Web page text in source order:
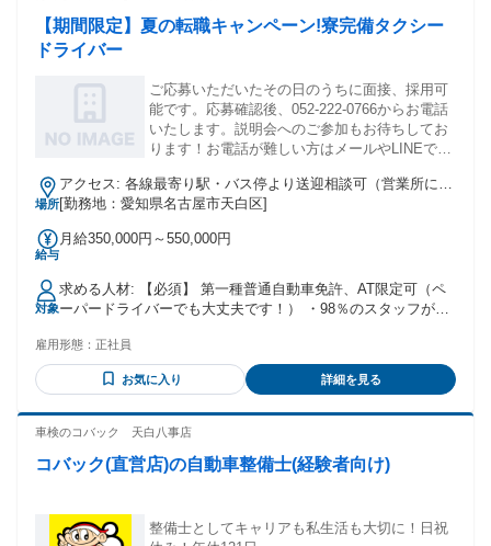
【期間限定】夏の転職キャンペーン!寮完備タクシー
ドライバー
ご応募いただいたその日のうちに面接、採用可
能です。応募確認後、052-222-0766からお電話
いたします。説明会へのご参加もお待ちしてお
ります！お電話が難しい方はメールやLINEでの
旨をご記載ください。
場所
アクセス: 各線最寄り駅・バス停より送迎相談可（営業所によ
り異なります）
[勤務地：愛知県名古屋市天白区]
給与
月給350,000円～550,000円
対象
求める人材: 【必須】 第一種普通自動車免許、AT限定可（ペ
ーパードライバーでも大丈夫です！） ・98％のスタッフが未
広い年齢層、キャリアの方が活躍中です！ ・第二新卒・就業
経験なし・フリーターの方も大歓迎！ Web面接も可能です！
WEB説明会・面接も実施しておりますので、ご自宅からスキ
給与のこと、働き方のこと、職場のこと、疑問や不安になん
気のお風呂屋さん入浴チケットプレゼント中！！ 学歴も経験
迎 ・U・Iターン歓迎 ・県外や移住された方の採用実績あり
雇用形態： 正社員
お気に入り 詳細を見る
車検のコバック 天白八事店
コバック(直営店)の自動車整備士(経験者向け)
整備士としてキャリアも私生活も大切に！日祝